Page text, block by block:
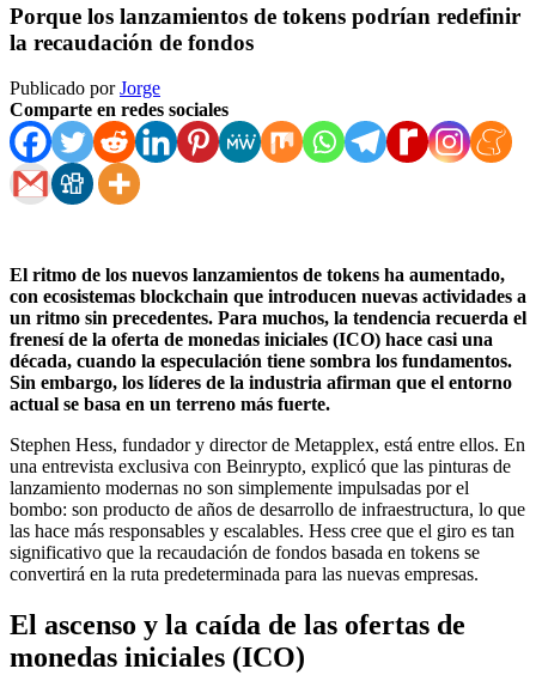
Porque los lanzamientos de tokens podrían redefinir
la recaudación de fondos
Publicado porJorge
Comparte en redes sociales
El ritmo de los nuevos lanzamientos de tokens ha aumentado,
con ecosistemas blockchain que introducen nuevas actividades a
un ritmo sin precedentes. Para muchos, la tendencia recuerda el
frenesí de la oferta de monedas iniciales (ICO) hace casi una
década, cuando la especulación tiene sombra los fundamentos.
Sin embargo, los líderes de la industria afirman que el entorno
actual se basa en un terreno más fuerte.
Stephen Hess, fundador y director de Metapplex, está entre ellos. En
una entrevista exclusiva con Beinrypto, explicó que las pinturas de
lanzamiento modernas no son simplemente impulsadas por el
bombo: son producto de años de desarrollo de infraestructura, lo que
las hace más responsables y escalables. Hess cree que el giro es tan
significativo que la recaudación de fondos basada en tokens se
convertirá en la ruta predeterminada para las nuevas empresas.
El ascenso y la caída de las ofertas de
monedas iniciales (ICO)